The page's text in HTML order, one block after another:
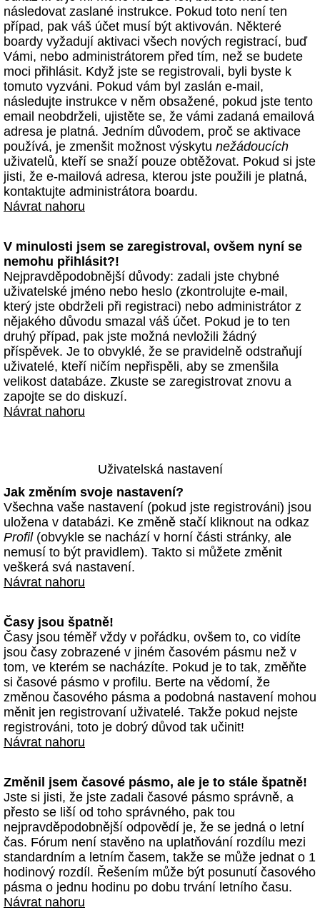
následovat zaslané instrukce. Pokud toto není ten
případ, pak váš účet musí být aktivován. Některé
boardy vyžadují aktivaci všech nových registrací, buď
Vámi, nebo administrátorem před tím, než se budete
moci přihlásit. Když jste se registrovali, byli byste k
tomuto vyzváni. Pokud vám byl zaslán e-mail,
následujte instrukce v něm obsažené, pokud jste tento
email neobdrželi, ujistěte se, že vámi zadaná emailová
adresa je platná. Jedním důvodem, proč se aktivace
používá, je zmenšit možnost výskytu nežádoucích
uživatelů, kteří se snaží pouze obtěžovat. Pokud si jste
jisti, že e-mailová adresa, kterou jste použili je platná,
kontaktujte administrátora boardu.
Návrat nahoru
V minulosti jsem se zaregistroval, ovšem nyní se
nemohu přihlásit?!
Nejpravděpodobnější důvody: zadali jste chybné
uživatelské jméno nebo heslo (zkontrolujte e-mail,
který jste obdrželi při registraci) nebo administrátor z
nějakého důvodu smazal váš účet. Pokud je to ten
druhý případ, pak jste možná nevložili žádný
příspěvek. Je to obvyklé, že se pravidelně odstraňují
uživatelé, kteří ničím nepřispěli, aby se zmenšila
velikost databáze. Zkuste se zaregistrovat znovu a
zapojte se do diskuzí.
Návrat nahoru
Uživatelská nastavení
Jak změním svoje nastavení?
Všechna vaše nastavení (pokud jste registrováni) jsou
uložena v databázi. Ke změně stačí kliknout na odkaz
Profil(obvykle se nachází v horní části stránky, ale
nemusí to být pravidlem). Takto si můžete změnit
veškerá svá nastavení.
Návrat nahoru
Časy jsou špatně!
Časy jsou téměř vždy v pořádku, ovšem to, co vidíte
jsou časy zobrazené v jiném časovém pásmu než v
tom, ve kterém se nacházíte. Pokud je to tak, změňte
si časové pásmo v profilu. Berte na vědomí, že
změnou časového pásma a podobná nastavení mohou
měnit jen registrovaní uživatelé. Takže pokud nejste
registrováni, toto je dobrý důvod tak učinit!
Návrat nahoru
Změnil jsem časové pásmo, ale je to stále špatně!
Jste si jisti, že jste zadali časové pásmo správně, a
přesto se liší od toho správného, pak tou
nejpravděpodobnější odpovědí je, že se jedná o letní
čas. Fórum není stavěno na uplatňování rozdílu mezi
standardním a letním časem, takže se může jednat o 1
hodinový rozdíl. Řešením může být posunutí časového
pásma o jednu hodinu po dobu trvání letního času.
Návrat nahoru